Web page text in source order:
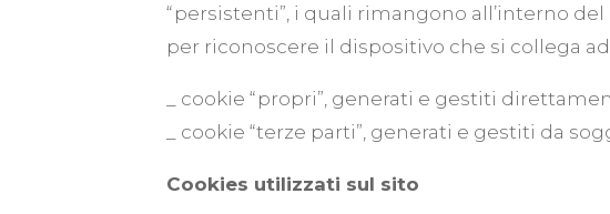
“persistenti”, i quali rimangono all’interno
per riconoscere il dispositivo che si collega
_ cookie “propri”, generati e gestiti
_ cookie “terze parti”, generati e gestiti da
Cookies utilizzati sul sito